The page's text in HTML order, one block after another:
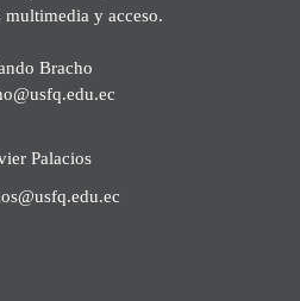
multimedia y acceso.
Bracho
Palacios